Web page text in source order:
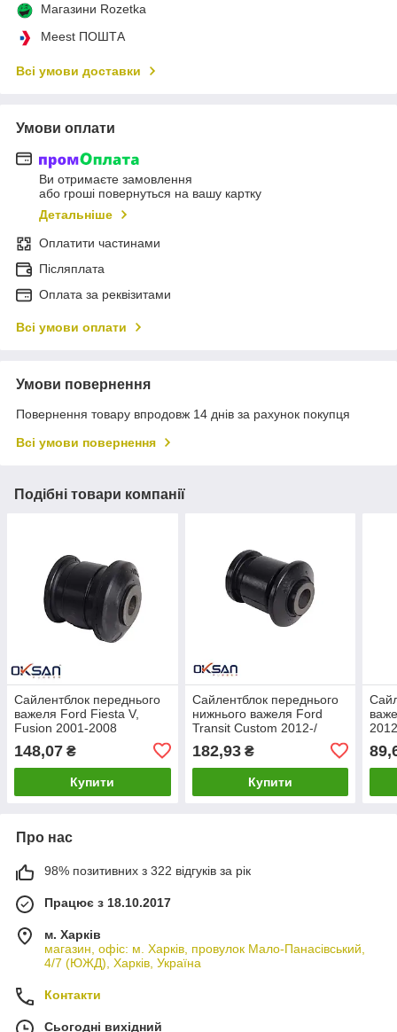
Магазини Rozetka
Meest ПОШТА
Всі умови доставки
Умови оплати
Ви отримаєте замовлення
або гроші повернуться на вашу картку
Детальніше
Оплатити частинами
Післяплата
Оплата за реквізитами
Всі умови оплати
Умови повернення
Повернення товару впродовж 14 днів за рахунок покупця
Всі умови повернення
Подібні товари компанії
Сайлентблок переднього
важеля Ford Fiesta V,
Fusion 2001-2008
148,07 ₴
Купити
Сайлентблок переднього
нижнього важеля Ford
Transit Custom 2012-/
1791958
182,93₴
Купити
Про нас
98% позитивних з 322 відгуків за рік
Працює з 18.10.2017
м. Харків
магазин, офіс: м. Харків, провулок Мало-Панасівський,
4/7 (ЮЖД), Харків, Україна
Контакти
Сьогодні вихідний